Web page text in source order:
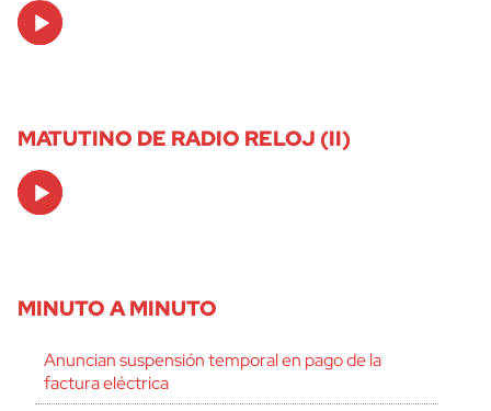
Audio
Player
MATUTINO DE RADIO RELOJ (II)
Audio
Player
MINUTO A MINUTO
Anuncian suspensión temporal en pago de la
factura eléctrica